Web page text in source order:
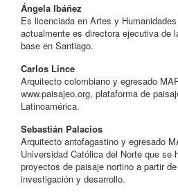
Ángela Ibáñez
Es licenciada en Artes y
actualmente es directora ejecutiva de
base en Santiago.
Carlos Lince
Arquitecto colombiano y egresado
www.paisajeo.org, plataforma de
Latinoamérica.
Sebastián Palacios
Arquitecto antofagastino y egresado
Universidad Católica del Norte que se
proyectos de paisaje nortino a partir
investigación y desarrollo.